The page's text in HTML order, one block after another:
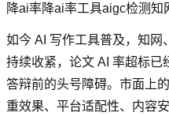
降ai率降ai率工具aigc检测知
如今 AI 写作工具普及，知网
持续收紧，论文 AI 率超标已
答辩前的头号障碍。市面上
重效果、平台适配性、内容